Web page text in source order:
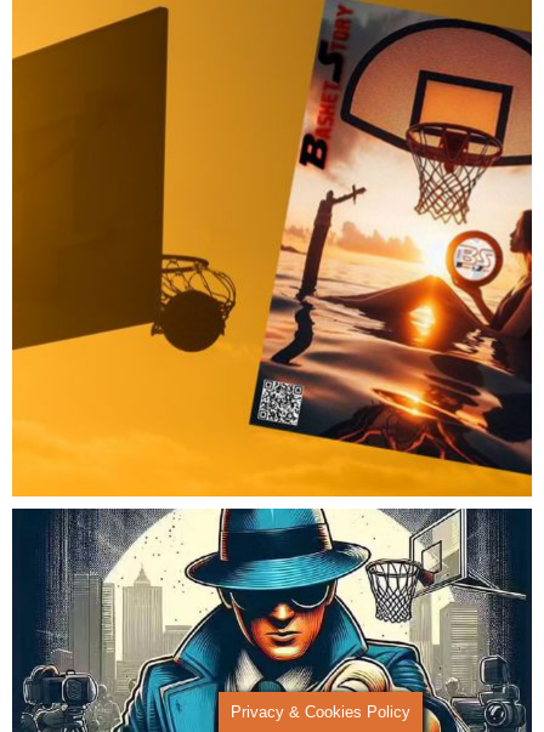
Privacy & Cookies Policy